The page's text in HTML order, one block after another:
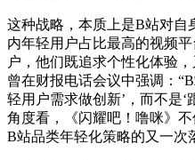
这种战略，本质上是B站对自
内年轻用户占比最高的视频平
户，他们既追求个性化体验
曾在财报电话会议中强调：“B
轻用户需求做创新’，而不是‘
角度看，《闪耀吧！噜咪》
B站品类年轻化策略的又一次